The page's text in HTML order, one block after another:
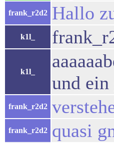
frank_r2d2 Hallo
k1l_
k1l_
und ein
frank_r2d2
frank_r2d2 quasi